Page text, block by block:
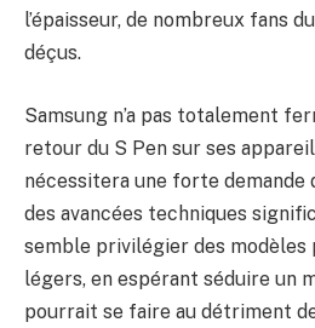
l’épaisseur, de nombreux fans
déçus.
Samsung n’a pas totalement
retour du S Pen sur ses
nécessitera une forte demande
des avancées techniques
semble privilégier des modèles
légers, en espérant séduire un
pourrait se faire au détriment